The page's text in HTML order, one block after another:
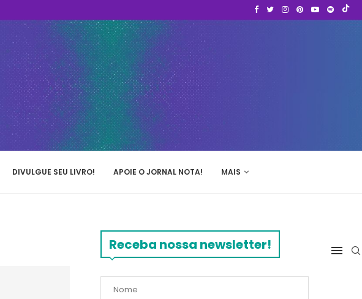
DIVULGUE SEU LIVRO! APOIE O JORNAL NOTA! MAIS
Receba nossa newsletter!